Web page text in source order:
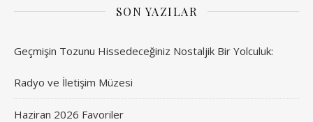
SON YAZILAR
Geçmişin Tozunu Hissedeceğiniz Nostaljik Bir Yolculuk:
Radyo ve İletişim Müzesi
Haziran 2026 Favoriler